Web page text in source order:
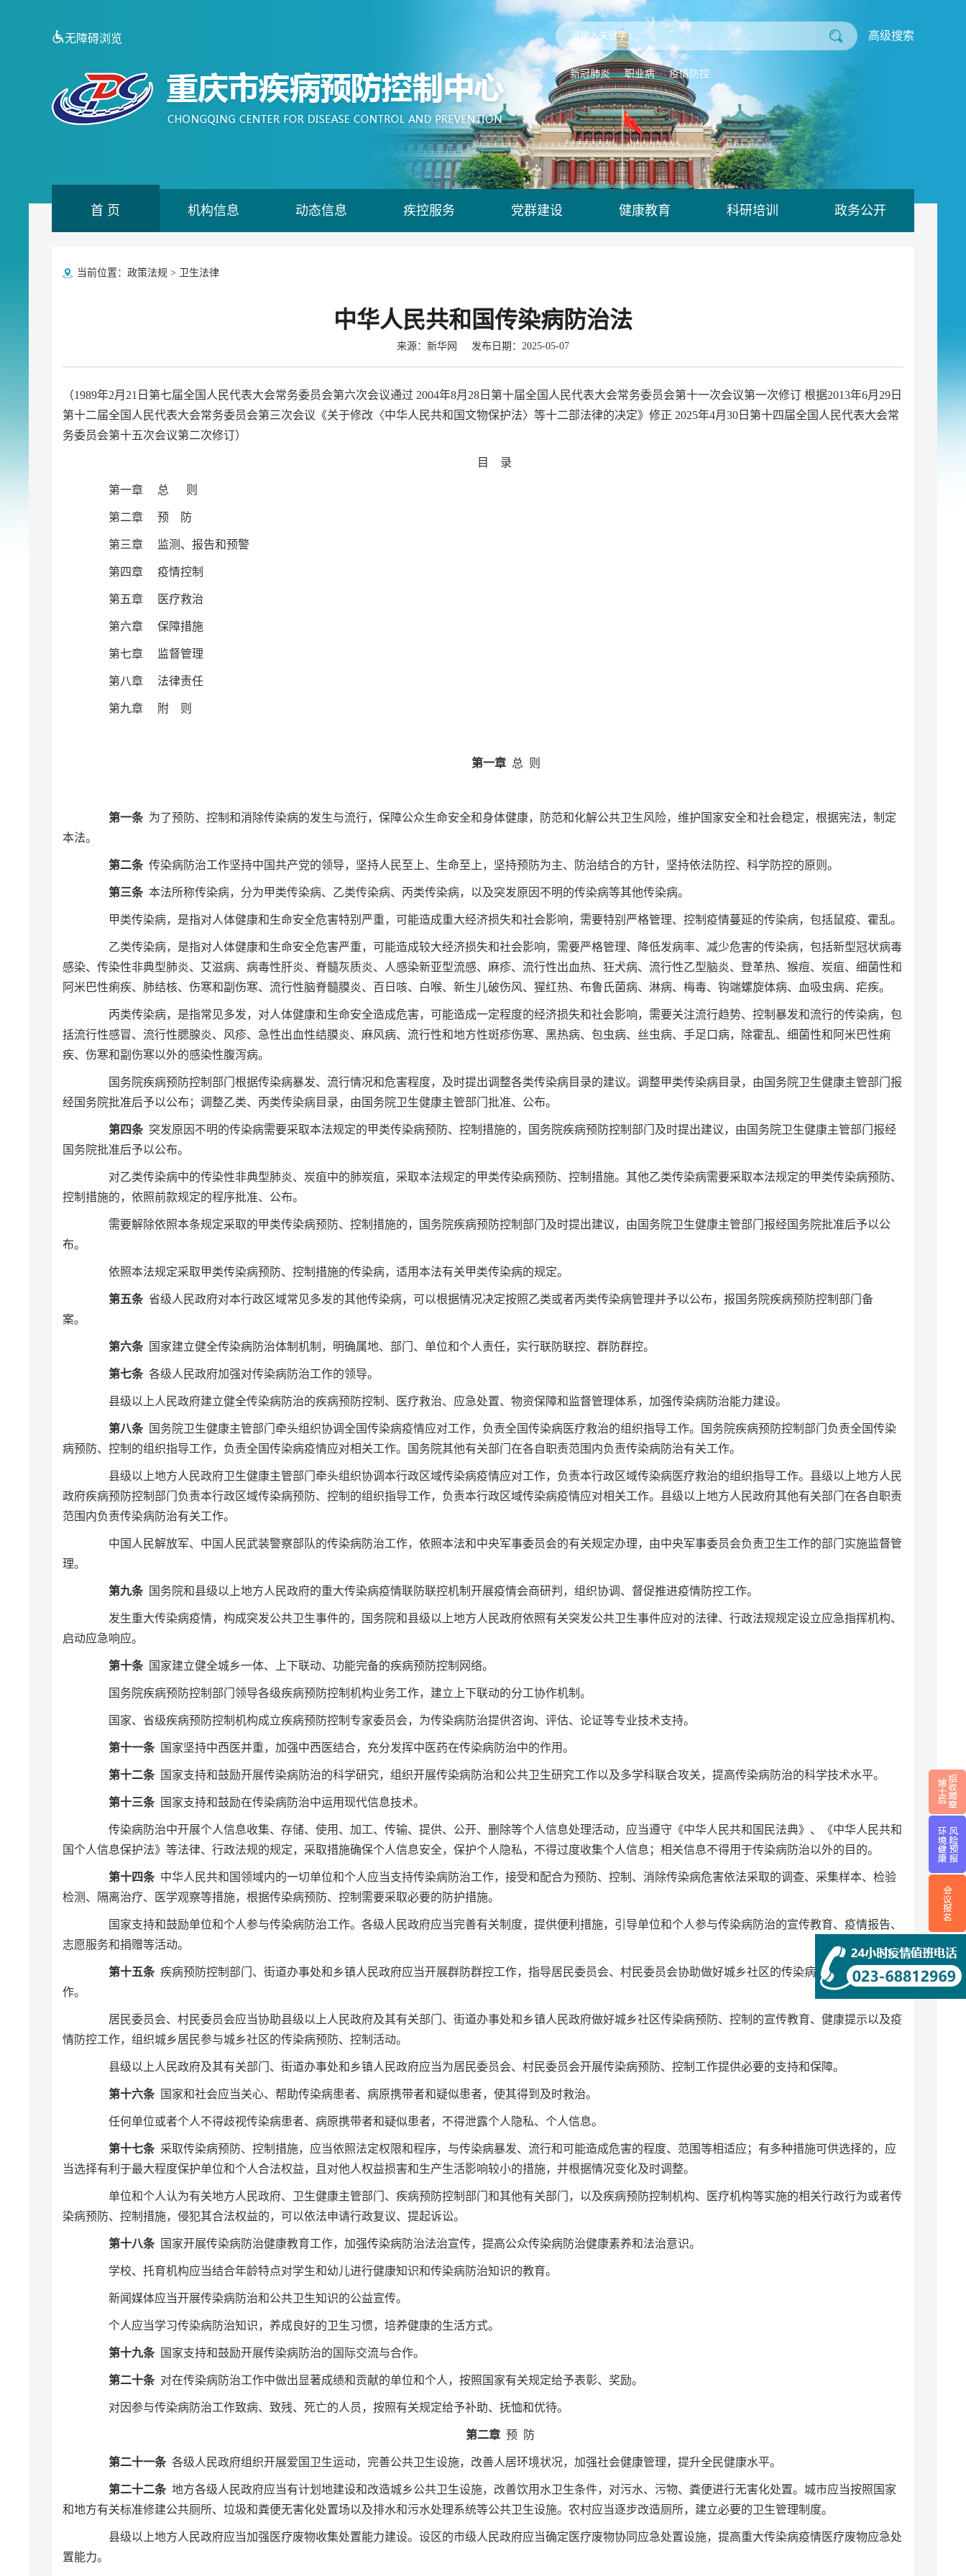
无障碍浏览 高级搜索
新冠肺炎 职业病 疫情防控
首 页 机构信息 动态信息 疾控服务 党群建设 健康教育 科研培训 政务公开
当前位置： 政策法规> 卫生法律
中华人民共和国传染病防治法
来源：新华网 发布日期：2025-05-07
（1989年2月21日第七届全国人民代表大会常务委员会第六次会议通过 2004年8月28日第十届全国人民代表大会常务委员会第十一次会议第一次修订 根据2013年6月29日
第十二届全国人民代表大会常务委员会第三次会议《关于修改〈中华人民共和国文物保护法〉等十二部法律的决定》修正 2025年4月30日第十四届全国人民代表大会常
务委员会第十五次会议第二次修订）
目 录
第一章 总 则
第二章 预 防
第三章 监测、报告和预警
第四章 疫情控制
第五章 医疗救治
第六章 保障措施
第七章 监督管理
第八章 法律责任
第九章 附 则
第一章总 则
第一条为了预防、控制和消除传染病的发生与流行，保障公众生命安全和身体健康，防范和化解公共卫生风险，维护国家安全和社会稳定，根据宪法，制定
本法。
第二条传染病防治工作坚持中国共产党的领导，坚持人民至上、生命至上，坚持预防为主、防治结合的方针，坚持依法防控、科学防控的原则。
第三条本法所称传染病，分为甲类传染病、乙类传染病、丙类传染病，以及突发原因不明的传染病等其他传染病。
甲类传染病，是指对人体健康和生命安全危害特别严重，可能造成重大经济损失和社会影响，需要特别严格管理、控制疫情蔓延的传染病，包括鼠疫、霍乱。
乙类传染病，是指对人体健康和生命安全危害严重，可能造成较大经济损失和社会影响，需要严格管理、降低发病率、减少危害的传染病，包括新型冠状病毒
感染、传染性非典型肺炎、艾滋病、病毒性肝炎、脊髓灰质炎、人感染新亚型流感、麻疹、流行性出血热、狂犬病、流行性乙型脑炎、登革热、猴痘、炭疽、细菌性和
阿米巴性痢疾、肺结核、伤寒和副伤寒、流行性脑脊髓膜炎、百日咳、白喉、新生儿破伤风、猩红热、布鲁氏菌病、淋病、梅毒、钩端螺旋体病、血吸虫病、疟疾。
丙类传染病，是指常见多发，对人体健康和生命安全造成危害，可能造成一定程度的经济损失和社会影响，需要关注流行趋势、控制暴发和流行的传染病，包
括流行性感冒、流行性腮腺炎、风疹、急性出血性结膜炎、麻风病、流行性和地方性斑疹伤寒、黑热病、包虫病、丝虫病、手足口病，除霍乱、细菌性和阿米巴性痢
疾、伤寒和副伤寒以外的感染性腹泻病。
国务院疾病预防控制部门根据传染病暴发、流行情况和危害程度，及时提出调整各类传染病目录的建议。调整甲类传染病目录，由国务院卫生健康主管部门报
经国务院批准后予以公布；调整乙类、丙类传染病目录，由国务院卫生健康主管部门批准、公布。
第四条突发原因不明的传染病需要采取本法规定的甲类传染病预防、控制措施的，国务院疾病预防控制部门及时提出建议，由国务院卫生健康主管部门报经
国务院批准后予以公布。
对乙类传染病中的传染性非典型肺炎、炭疽中的肺炭疽，采取本法规定的甲类传染病预防、控制措施。其他乙类传染病需要采取本法规定的甲类传染病预防、
控制措施的，依照前款规定的程序批准、公布。
需要解除依照本条规定采取的甲类传染病预防、控制措施的，国务院疾病预防控制部门及时提出建议，由国务院卫生健康主管部门报经国务院批准后予以公
布。
依照本法规定采取甲类传染病预防、控制措施的传染病，适用本法有关甲类传染病的规定。
第五条省级人民政府对本行政区域常见多发的其他传染病，可以根据情况决定按照乙类或者丙类传染病管理并予以公布，报国务院疾病预防控制部门备
案。
第六条国家建立健全传染病防治体制机制，明确属地、部门、单位和个人责任，实行联防联控、群防群控。
第七条各级人民政府加强对传染病防治工作的领导。
县级以上人民政府建立健全传染病防治的疾病预防控制、医疗救治、应急处置、物资保障和监督管理体系，加强传染病防治能力建设。
第八条国务院卫生健康主管部门牵头组织协调全国传染病疫情应对工作，负责全国传染病医疗救治的组织指导工作。国务院疾病预防控制部门负责全国传染
病预防、控制的组织指导工作，负责全国传染病疫情应对相关工作。国务院其他有关部门在各自职责范围内负责传染病防治有关工作。
县级以上地方人民政府卫生健康主管部门牵头组织协调本行政区域传染病疫情应对工作，负责本行政区域传染病医疗救治的组织指导工作。县级以上地方人民
政府疾病预防控制部门负责本行政区域传染病预防、控制的组织指导工作，负责本行政区域传染病疫情应对相关工作。县级以上地方人民政府其他有关部门在各自职责
范围内负责传染病防治有关工作。
中国人民解放军、中国人民武装警察部队的传染病防治工作，依照本法和中央军事委员会的有关规定办理，由中央军事委员会负责卫生工作的部门实施监督管
理。
第九条国务院和县级以上地方人民政府的重大传染病疫情联防联控机制开展疫情会商研判，组织协调、督促推进疫情防控工作。
发生重大传染病疫情，构成突发公共卫生事件的，国务院和县级以上地方人民政府依照有关突发公共卫生事件应对的法律、行政法规规定设立应急指挥机构、
启动应急响应。
第十条国家建立健全城乡一体、上下联动、功能完备的疾病预防控制网络。
国务院疾病预防控制部门领导各级疾病预防控制机构业务工作，建立上下联动的分工协作机制。
国家、省级疾病预防控制机构成立疾病预防控制专家委员会，为传染病防治提供咨询、评估、论证等专业技术支持。
第十一条国家坚持中西医并重，加强中西医结合，充分发挥中医药在传染病防治中的作用。
第十二条国家支持和鼓励开展传染病防治的科学研究，组织开展传染病防治和公共卫生研究工作以及多学科联合攻关，提高传染病防治的科学技术水平。
第十三条国家支持和鼓励在传染病防治中运用现代信息技术。
传染病防治中开展个人信息收集、存储、使用、加工、传输、提供、公开、删除等个人信息处理活动，应当遵守《中华人民共和国民法典》、《中华人民共和
国个人信息保护法》等法律、行政法规的规定，采取措施确保个人信息安全，保护个人隐私，不得过度收集个人信息；相关信息不得用于传染病防治以外的目的。
第十四条中华人民共和国领域内的一切单位和个人应当支持传染病防治工作，接受和配合为预防、控制、消除传染病危害依法采取的调查、采集样本、检验
检测、隔离治疗、医学观察等措施，根据传染病预防、控制需要采取必要的防护措施。
国家支持和鼓励单位和个人参与传染病防治工作。各级人民政府应当完善有关制度，提供便利措施，引导单位和个人参与传染病防治的宣传教育、疫情报告、
志愿服务和捐赠等活动。
第十五条疾病预防控制部门、街道办事处和乡镇人民政府应当开展群防群控工作，指导居民委员会、村民委员会协助做好城乡社区的传染病预防、控制工
作。
居民委员会、村民委员会应当协助县级以上人民政府及其有关部门、街道办事处和乡镇人民政府做好城乡社区传染病预防、控制的宣传教育、健康提示以及疫
情防控工作，组织城乡居民参与城乡社区的传染病预防、控制活动。
县级以上人民政府及其有关部门、街道办事处和乡镇人民政府应当为居民委员会、村民委员会开展传染病预防、控制工作提供必要的支持和保障。
第十六条国家和社会应当关心、帮助传染病患者、病原携带者和疑似患者，使其得到及时救治。
任何单位或者个人不得歧视传染病患者、病原携带者和疑似患者，不得泄露个人隐私、个人信息。
第十七条采取传染病预防、控制措施，应当依照法定权限和程序，与传染病暴发、流行和可能造成危害的程度、范围等相适应；有多种措施可供选择的，应
当选择有利于最大程度保护单位和个人合法权益，且对他人权益损害和生产生活影响较小的措施，并根据情况变化及时调整。
单位和个人认为有关地方人民政府、卫生健康主管部门、疾病预防控制部门和其他有关部门，以及疾病预防控制机构、医疗机构等实施的相关行政行为或者传
染病预防、控制措施，侵犯其合法权益的，可以依法申请行政复议、提起诉讼。
第十八条国家开展传染病防治健康教育工作，加强传染病防治法治宣传，提高公众传染病防治健康素养和法治意识。
学校、托育机构应当结合年龄特点对学生和幼儿进行健康知识和传染病防治知识的教育。
新闻媒体应当开展传染病防治和公共卫生知识的公益宣传。
个人应当学习传染病防治知识，养成良好的卫生习惯，培养健康的生活方式。
第十九条国家支持和鼓励开展传染病防治的国际交流与合作。
第二十条对在传染病防治工作中做出显著成绩和贡献的单位和个人，按照国家有关规定给予表彰、奖励。
对因参与传染病防治工作致病、致残、死亡的人员，按照有关规定给予补助、抚恤和优待。
第二章 预 防
第二十一条各级人民政府组织开展爱国卫生运动，完善公共卫生设施，改善人居环境状况，加强社会健康管理，提升全民健康水平。
第二十二条地方各级人民政府应当有计划地建设和改造城乡公共卫生设施，改善饮用水卫生条件，对污水、污物、粪便进行无害化处置。城市应当按照国家
和地方有关标准修建公共厕所、垃圾和粪便无害化处置场以及排水和污水处理系统等公共卫生设施。农村应当逐步改造厕所，建立必要的卫生管理制度。
县级以上地方人民政府应当加强医疗废物收集处置能力建设。设区的市级人民政府应当确定医疗废物协同应急处置设施，提高重大传染病疫情医疗废物应急处
置能力。